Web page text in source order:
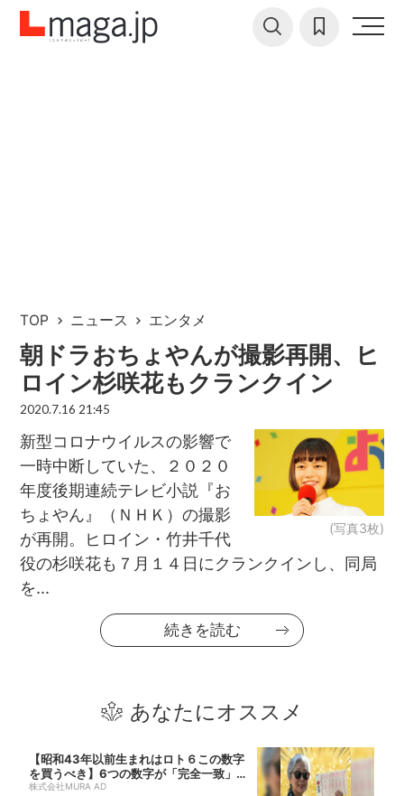
TOP ニュース エンタメ
朝ドラおちょやんが撮影再開、ヒ
ロイン杉咲花もクランクイン
2020.7.16 21:45
(写真3枚)
新型コロナウイルスの影響で
一時中断していた、２０２０
年度後期連続テレビ小説『お
ちょやん』（ＮＨＫ）の撮影
が再開。ヒロイン・竹井千代
役の杉咲花も７月１４日にクランクインし、同局
を...
続きを読む
あなたにオススメ
【昭和43年以前生まれはロト６この数字
を買うべき】6つの数字が「完全一致」す
る方...
株式会社MURA AD